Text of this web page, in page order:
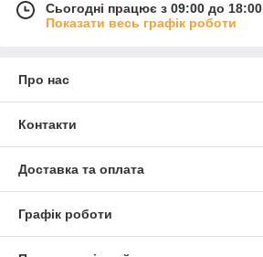
Сьогодні працює з 09:00 до 18:00
Показати весь графік роботи
Про нас
Контакти
Доставка та оплата
Графік роботи